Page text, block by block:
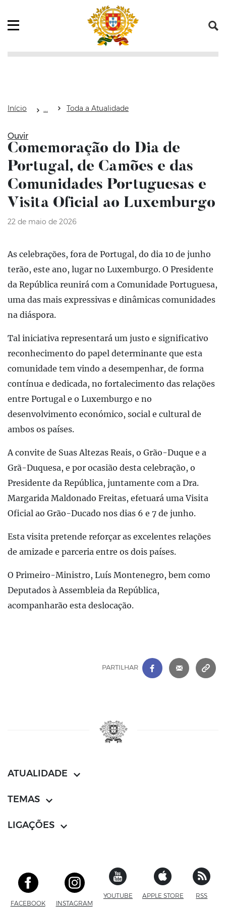
Saltar para o conteúdo (tecla de atalho c)
Abrir menu principal
Início Toda a Atualidade
Ouvir
Comemoração do Dia de
Portugal, de Camões e das
Comunidades Portuguesas e
Visita Oficial ao Luxemburgo
22 de maio de 2026
As celebrações, fora de Portugal, do dia 10 de junho
terão, este ano, lugar no Luxemburgo. O Presidente
da República reunirá com a Comunidade Portuguesa,
uma das mais expressivas e dinâmicas comunidades
na diáspora.
Tal iniciativa representará um justo e significativo
reconhecimento do papel determinante que esta
comunidade tem vindo a desempenhar, de forma
contínua e dedicada, no fortalecimento das relações
entre Portugal e o Luxemburgo e no
desenvolvimento económico, social e cultural de
ambos os países.
A convite de Suas Altezas Reais, o Grão-Duque e a
Grã-Duquesa, e por ocasião desta celebração, o
Presidente da República, juntamente com a Dra.
Margarida Maldonado Freitas, efetuará uma Visita
Oficial ao Grão-Ducado nos dias 6 e 7 de junho.
Esta visita pretende reforçar as excelentes relações
de amizade e parceria entre os dois países.
O Primeiro-Ministro, Luís Montenegro, bem como
Deputados à Assembleia da República,
acompanharão esta deslocação.
PARTILHAR
FACEBOOK
ATUALIDADE
TEMAS
LIGAÇÕES
FACEBOOKSITE EXTERNO
INSTAGRAM
YOUTUBE SITE EXTERNO
APPLE STORE SITERSS